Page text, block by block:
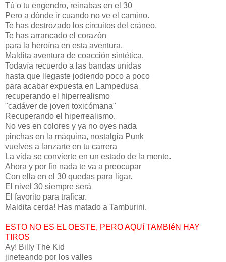
Tú o tu engendro, reinabas en el 30
Pero a dónde ir cuando no ve el camino.
Te has destrozado los circuitos del cráneo.
Te has arrancado el corazón
para la heroína en esta aventura,
Maldita aventura de coacción sintética.
Todavía recuerdo a las bandas unidas
hasta que llegaste jodiendo poco a poco
para acabar expuesta en Lampedusa
recuperando el hiperrealismo
"cadáver de joven toxicómana"
Recuperando el hiperrealismo.
No ves en colores y ya no oyes nada
pinchas en la máquina, nostalgia Punk
vuelves a lanzarte en tu carrera
La vida se convierte en un estado de la mente.
Ahora y por fin nada te va a preocupar
Con ella en el 30 quedas para ligar.
El nivel 30 siempre será
El favorito para traficar.
Maldita cerda! Has matado a Tamburini.
ESTO NO ES EL OESTE, PERO AQUí TAMBIéN HAY
TIROS
Ay! Billy The Kid
jineteando por los valles